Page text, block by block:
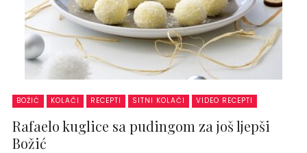
BOŽIĆ KOLAČI RECEPTI SITNI KOLAČI VIDEO RECEPTI
Rafaelo kuglice sa pudingom za još ljepši
Božić